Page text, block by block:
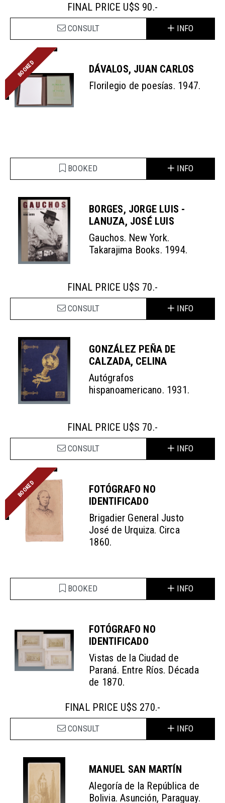
FINAL PRICE U$S 90.-
CONSULT INFO
BOOKED
DÁVALOS, JUAN CARLOS
Florilegio de poesías. 1947.
BOOKED INFO
BORGES, JORGE LUIS -
LANUZA, JOSÉ LUIS
Gauchos. New York.
Takarajima Books. 1994.
FINAL PRICE U$S 70.-
CONSULT INFO
GONZÁLEZ PEÑA DE
CALZADA, CELINA
Autógrafos
hispanoamericano. 1931.
FINAL PRICE U$S 70.-
CONSULT INFO
BOOKED
FOTÓGRAFO NO
IDENTIFICADO
Brigadier General Justo
José de Urquiza. Circa
1860.
BOOKED INFO
FOTÓGRAFO NO
IDENTIFICADO
Vistas de la Ciudad de
Paraná. Entre Ríos. Década
de 1870.
FINAL PRICE U$S 270.-
CONSULT INFO
MANUEL SAN MARTÍN
Alegoría de la República de
Bolivia. Asunción, Paraguay.